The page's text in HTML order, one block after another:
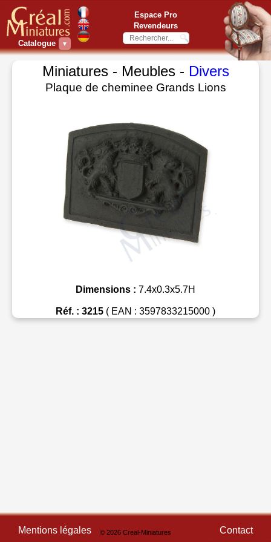
Catalogue ▼
Espace Pro
Revendeurs
Miniatures - Meubles - Divers
Plaque de cheminee Grands Lions
Dimensions : 7.4x0.3x5.7H
Réf. : 3215 ( EAN : 3597833215000 )
Mentions légales © 2026 Creal-Miniatures Contact